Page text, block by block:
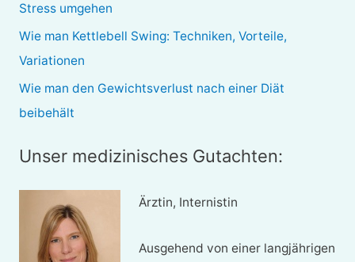
Stress umgehen
Wie man Kettlebell Swing: Techniken, Vorteile,
Variationen
Wie man den Gewichtsverlust nach einer Diät
beibehält
Unser medizinisches Gutachten:
Ärztin, Internistin
Ausgehend von einer langjährigen